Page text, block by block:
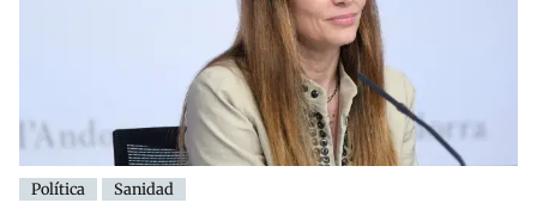
Política Sanidad